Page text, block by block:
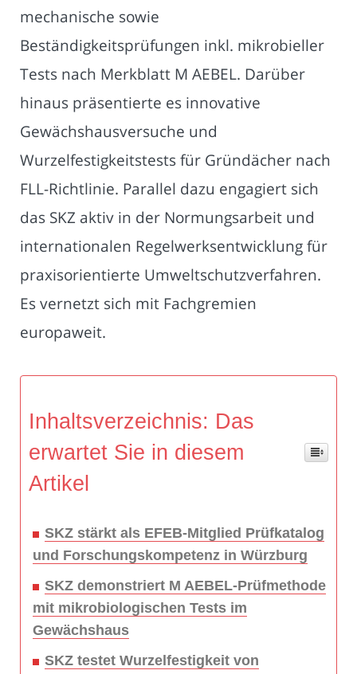
mechanische sowie
Beständigkeitsprüfungen inkl. mikrobieller
Tests nach Merkblatt M AEBEL. Darüber
hinaus präsentierte es innovative
Gewächshausversuche und
Wurzelfestigkeitstests für Gründächer nach
FLL-Richtlinie. Parallel dazu engagiert sich
das SKZ aktiv in der Normungsarbeit und
internationalen Regelwerksentwicklung für
praxisorientierte Umweltschutzverfahren.
Es vernetzt sich mit Fachgremien
europaweit.
Inhaltsverzeichnis: Das
erwartet Sie in diesem
Artikel
SKZ stärkt als EFEB-Mitglied Prüfkatalog
und Forschungskompetenz in Würzburg
SKZ demonstriert M AEBEL-Prüfmethode
mit mikrobiologischen Tests im
Gewächshaus
SKZ testet Wurzelfestigkeit von